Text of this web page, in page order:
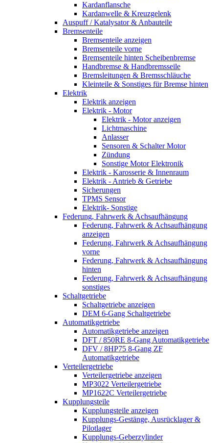
Kardanflansche
Kardanwelle & Kreuzgelenk
Auspuff / Katalysator & Anbauteile
Bremsenteile
Bremsenteile anzeigen
Bremsenteile vorne
Bremsenteile hinten Scheibenbremse
Handbremse & Handbremsseile
Bremsleitungen & Bremsschläuche
Kleinteile & Sonstiges für Bremse hinten
Elektrik
Elektrik anzeigen
Elektrik - Motor
Elektrik - Motor anzeigen
Lichtmaschine
Anlasser
Sensoren & Schalter Motor
Zündung
Sonstige Motor Elektronik
Elektrik - Karosserie & Innenraum
Elektrik - Antrieb & Getriebe
Sicherungen
TPMS Sensor
Elektrik- Sonstige
Federung, Fahrwerk & Achsaufhängung
Federung, Fahrwerk & Achsaufhängung
anzeigen
Federung, Fahrwerk & Achsaufhängung
vorne
Federung, Fahrwerk & Achsaufhängung
hinten
Federung, Fahrwerk & Achsaufhängung
sonstiges
Schaltgetriebe
Schaltgetriebe anzeigen
DEM 6-Gang Schaltgetriebe
Automatikgetriebe
Automatikgetriebe anzeigen
DFT / 850RE 8-Gang Automatikgetriebe
DFV / 8HP75 8-Gang ZF
Automatikgetriebe
Verteilergetriebe
Verteilergetriebe anzeigen
MP3022 Verteilergetriebe
MP1622C Verteilergetriebe
Kupplungsteile
Kupplungsteile anzeigen
Kupplungs-Gestänge, Ausrücklager &
Pilotlager
Kupplungs-Geberzylinder